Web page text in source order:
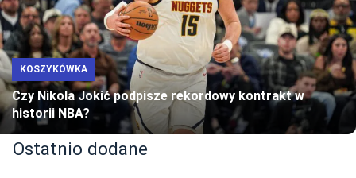
KOSZYKÓWKA
Czy Nikola Jokić podpisze rekordowy kontrakt w
historii NBA?
Ostatnio dodane